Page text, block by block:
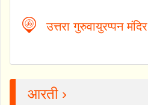
उत्तरा गुरुवायुरप्पन मंदिर
आरती ›